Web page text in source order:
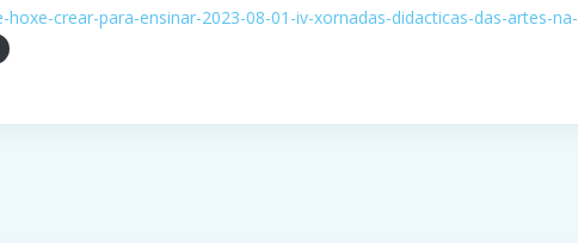
crear-para-ensinar-2023-08-01-iv-xornadas-didacticas-das-artes-na-